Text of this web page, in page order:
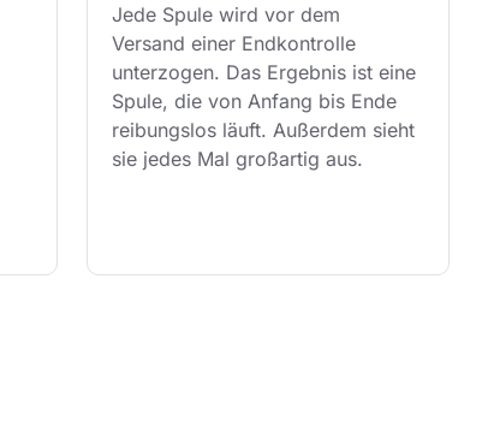
Jede Spule wird vor dem
Versand einer Endkontrolle
unterzogen. Das Ergebnis ist eine
Spule, die von Anfang bis Ende
reibungslos läuft. Außerdem sieht
sie jedes Mal großartig aus.